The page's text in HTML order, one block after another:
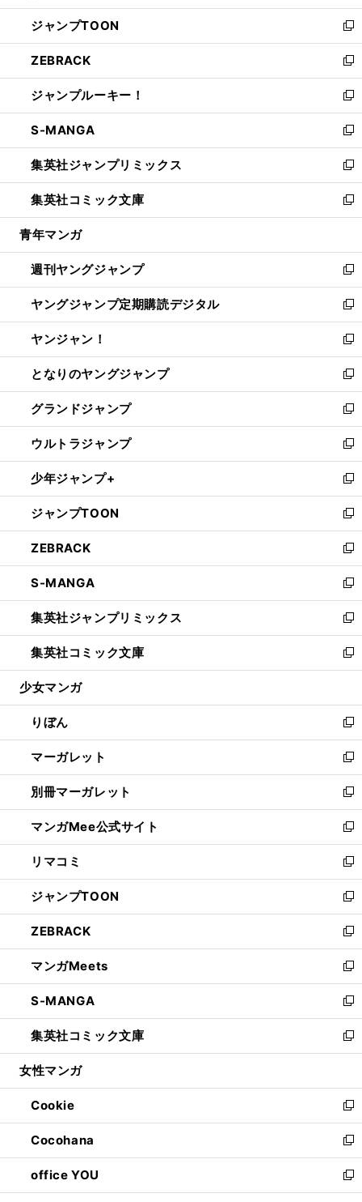
開
く
ウ
で
開
く
ン
ド
ウ
で
開
く
ウ
ィ
ン
ド
ウ
で
開
く
し
い
ウ
ィ
ン
ド
ウ
で
開
く
ジャンプTOON
新
し
い
ウ
ィ
ン
ド
ウ
で
開
く
ZEBRACK
新
し
い
ウ
ィ
ン
ド
ウ
で
開
ジャンプルーキー！
新
し
い
ウ
ィ
ン
ド
ウ
開
く
S-MANGA
新
し
い
ウ
ィ
ン
ウ
で
開
く
集英社ジャンプリミックス
新
し
い
ウ
ン
ド
ウ
で
開
く
集英社コミック文庫
新
し
ウ
ィ
ン
ド
ウ
で
開
く
青年マンガ
週刊ヤングジャンプ
新
し
い
ウ
ィ
ン
ド
ウ
で
開
く
ヤングジャンプ定期購読デジタル
新
し
い
ウ
ィ
ン
ド
ウ
で
開
く
ヤンジャン！
新
し
い
ウ
ィ
ン
ド
ウ
で
開
く
となりのヤングジャンプ
新
し
い
ウ
ィ
ン
ド
ウ
で
開
く
グランドジャンプ
新
し
い
ウ
ィ
ン
ド
ウ
で
開
く
ウルトラジャンプ
新
し
い
ウ
ィ
ン
ド
ウ
で
開
く
少年ジャンプ+
新
し
い
ウ
ィ
ン
ド
ウ
で
開
く
ジャンプTOON
新
し
い
ウ
ィ
ン
ド
ウ
で
開
ZEBRACK
新
し
い
ウ
ィ
ン
ド
ウ
開
く
S-MANGA
新
し
い
ウ
ィ
ン
ウ
で
開
く
集英社ジャンプリミックス
新
し
い
ウ
ン
ド
ウ
で
開
く
集英社コミック文庫
新
し
ウ
ィ
ン
ド
ウ
で
開
く
少女マンガ
りぼん
新
し
い
ウ
ィ
ン
ド
ウ
で
開
く
マーガレット
新
し
い
ウ
ィ
ン
ド
ウ
で
開
く
別冊マーガレット
新
し
い
ウ
ィ
ン
ド
ウ
で
開
く
マンガMee公式サイト
新
し
い
ウ
ィ
ン
ド
ウ
で
開
く
リマコミ
新
し
い
ウ
ィ
ン
ド
ウ
で
開
く
ジャンプTOON
新
し
い
ウ
ィ
ン
ド
ウ
で
開
ZEBRACK
新
し
い
ウ
ィ
ン
ド
ウ
開
く
マンガMeets
新
し
い
ウ
ィ
ン
ウ
で
開
く
S-MANGA
新
し
い
ウ
ン
ド
ウ
で
開
く
集英社コミック文庫
新
し
ウ
ィ
ン
ド
ウ
で
開
女性マンガ
Cookie
新
し
い
ウ
ィ
ン
Cocohana
新
し
い
ウ
office YOU
新
し